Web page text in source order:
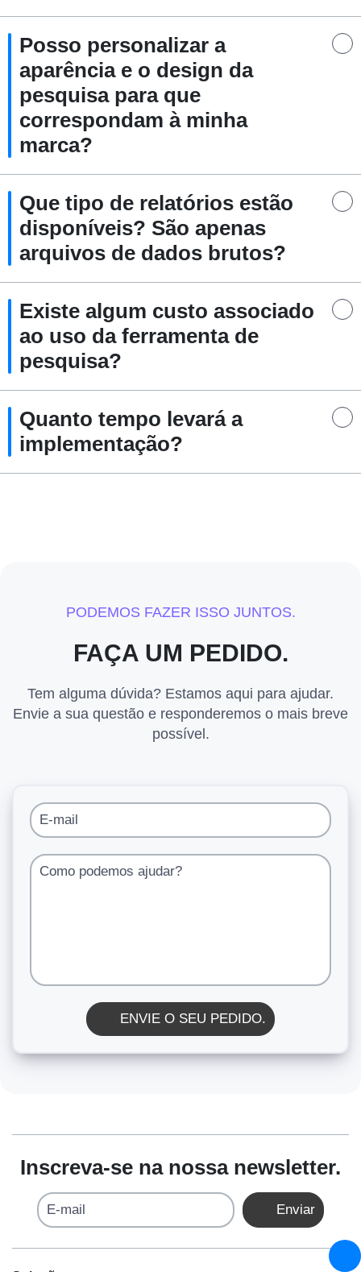
Posso personalizar a
aparência e o design da
pesquisa para que
correspondam à minha
marca?
Que tipo de relatórios estão
disponíveis? São apenas
arquivos de dados brutos?
Existe algum custo associado
ao uso da ferramenta de
pesquisa?
Quanto tempo levará a
implementação?
PODEMOS FAZER ISSO JUNTOS.
FAÇA UM PEDIDO.
Tem alguma dúvida? Estamos aqui para ajudar.
Envie a sua questão e responderemos o mais breve
possível.
E-mail
Como podemos ajudar?
ENVIE O SEU PEDIDO.
Inscreva-se na nossa newsletter.
E-mail Enviar